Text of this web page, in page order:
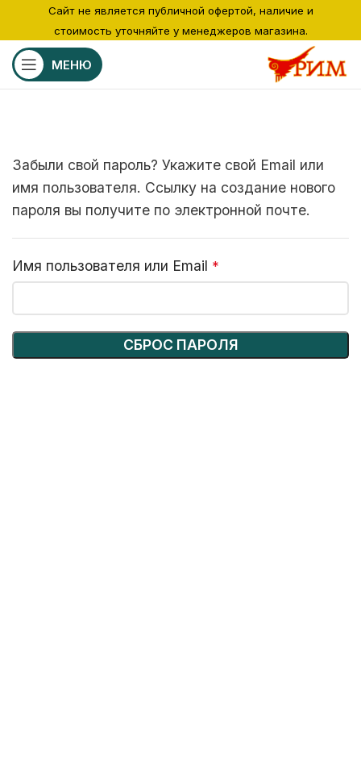
МЕНЮ
Забыли свой пароль? Укажите свой Email или
имя пользователя. Ссылку на создание нового
пароля вы получите по электронной почте.
Имя пользователя или Email *
СБРОС ПАРОЛЯ
Сайт не является публичной офертой, наличие и
стоимость уточняйте у менеджеров магазина.